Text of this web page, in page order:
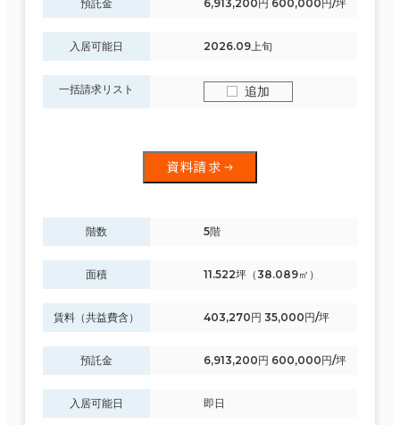
預託金 6,913,200円 600,000円/坪
入居可能日 2026.09上旬
一括請求リスト 追加
資料請求
階数 5階
面積 11.522坪（38.089㎡）
賃料（共益費含） 403,270円 35,000円/坪
預託金 6,913,200円 600,000円/坪
入居可能日 即日